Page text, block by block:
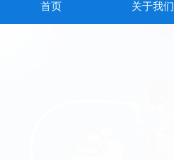
首页 关于我们